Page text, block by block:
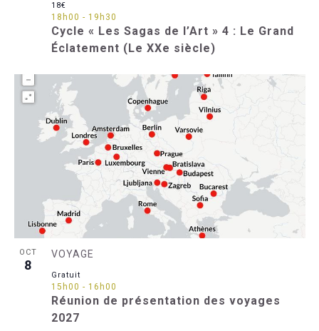
Cycle « Les Sagas de l’Art » 4 : Le Grand
Éclatement (Le XXe siècle)
18h00 - 19h30
18€
OCT
8
Réunion de présentation des voyages
2027
VOYAGE
15h00 - 16h00
Gratuit